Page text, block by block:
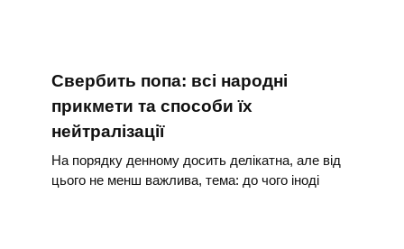
Свербить попа: всі народні
прикмети та способи їх
нейтралізації
На порядку денному досить делікатна, але від
цього не менш важлива, тема: до чого іноді